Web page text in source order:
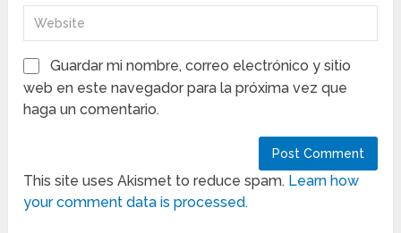
Guardar mi nombre, correo electrónico y sitio
web en este navegador para la próxima vez que
haga un comentario.
This site uses Akismet to reduce spam. Learn how
your comment data is processed.